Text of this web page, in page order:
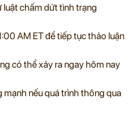
chấm dứt tình trạng
AM ET để tiếp tục thảo luận
có thể xảy ra ngay hôm nay
mạnh nếu quá trình thông qua